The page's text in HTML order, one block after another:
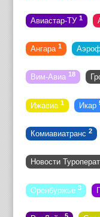
Авиастар-ТУ 1
Ангара 1
Вим-Авиа 18
Ижавиа 1 Икар
Комиавиатранс 2
Новости
Оренбуржье 3
5